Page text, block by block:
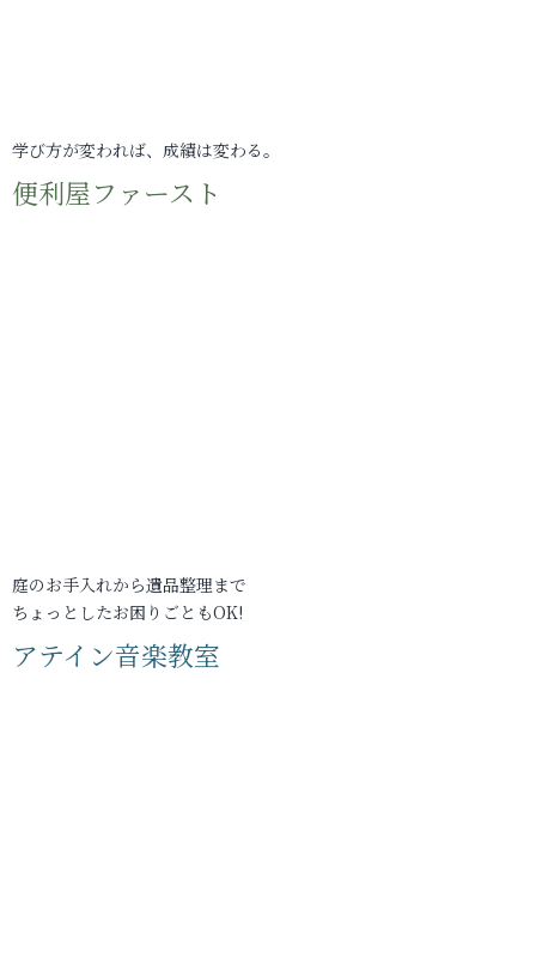
学び方が変われば、成績は変わる。
便利屋ファースト
庭のお手入れから遺品整理まで
ちょっとしたお困りごともOK!
アテイン音楽教室